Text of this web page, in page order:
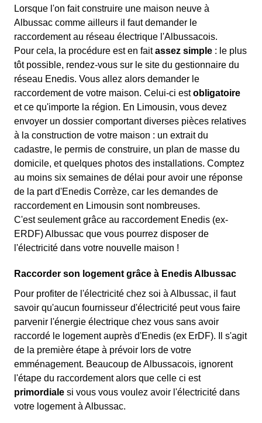
Lorsque l'on fait construire une maison neuve à
Albussac comme ailleurs il faut demander le
raccordement au réseau électrique l'Albussacois.
Pour cela, la procédure est en faitassez simple : le plus
tôt possible, rendez-vous sur le site du gestionnaire du
réseau Enedis. Vous allez alors demander le
raccordement de votre maison. Celui-ci estobligatoire
et ce qu'importe la région. En Limousin, vous devez
envoyer un dossier comportant diverses pièces relatives
à la construction de votre maison : un extrait du
cadastre, le permis de construire, un plan de masse du
domicile, et quelques photos des installations. Comptez
au moins six semaines de délai pour avoir une réponse
de la part d'Enedis Corrèze, car les demandes de
raccordement en Limousin sont nombreuses.
C'est seulement grâce au raccordement Enedis (ex-
ERDF) Albussac que vous pourrez disposer de
l'électricité dans votre nouvelle maison !
Raccorder son logement grâce à Enedis Albussac
Pour profiter de l'électricité chez soi à Albussac, il faut
savoir qu'aucun fournisseur d'électricité peut vous faire
parvenir l'énergie électrique chez vous sans avoir
raccordé le logement auprès d'Enedis (ex ErDF). Il s'agit
de la première étape à prévoir lors de votre
emménagement. Beaucoup de Albussacois, ignorent
l'étape du raccordement alors que celle ci est
primordiale si vous vous voulez avoir l'électricité dans
votre logement à Albussac.